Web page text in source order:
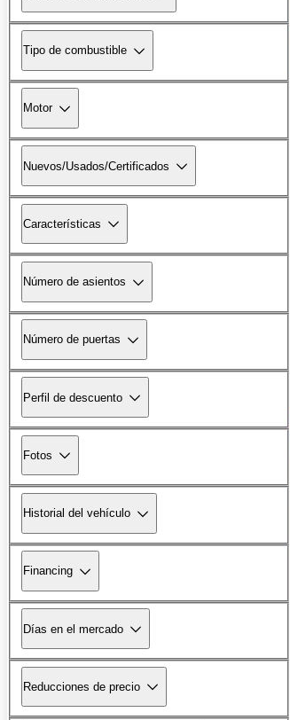
Tipo de combustible
Motor
Nuevos/Usados/Certificados
Características
Número de asientos
Número de puertas
Perfil de descuento
Fotos
Historial del vehículo
Financing
Días en el mercado
Reducciones de precio